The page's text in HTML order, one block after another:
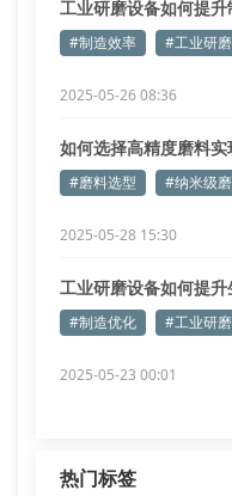
工业研磨设备如何提
#制造效率 #工业研
2025-05-26 08:36
如何选择高精度磨料
#磨料选型 #纳米级
2025-05-28 15:30
工业研磨设备如何提
析#制造优化 #工业研
2025-05-23 00:01
热门标签